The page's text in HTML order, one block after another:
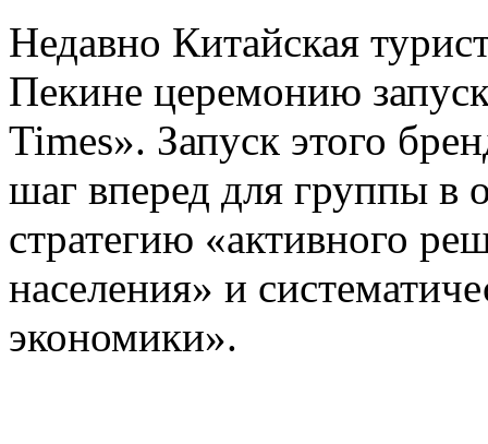
Недавно Китайская
Пекине церемонию
Times». Запуск этого
шаг вперед для группы в
стратегию «активного
населения» и
экономики».